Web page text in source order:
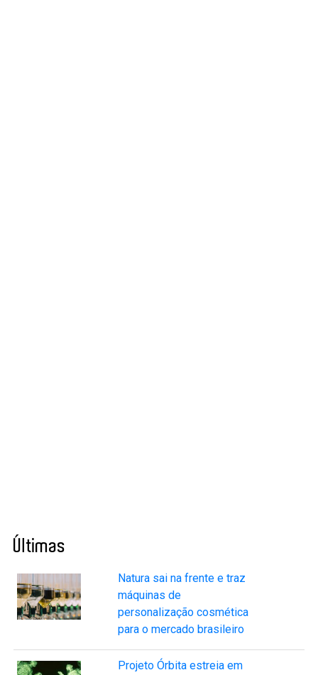
Últimas
Natura sai na frente e traz
máquinas de
personalização cosmética
para o mercado brasileiro
Projeto Órbita estreia em